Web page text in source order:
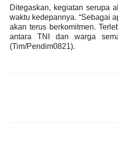
Ditegaskan, kegiatan serupa
waktu kedepannya. “Sebagai
akan terus berkomitmen.
antara TNI dan warga
(Tim/Pendim0821).